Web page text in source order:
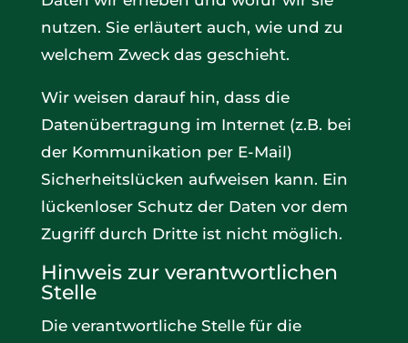
nutzen. Sie erläutert auch, wie und zu
welchem Zweck das geschieht.
Wir weisen darauf hin, dass die
Datenübertragung im Internet (z.B. bei
der Kommunikation per E-Mail)
Sicherheitslücken aufweisen kann. Ein
lückenloser Schutz der Daten vor dem
Zugriff durch Dritte ist nicht möglich.
Hinweis zur verantwortlichen
Stelle
Die verantwortliche Stelle für die